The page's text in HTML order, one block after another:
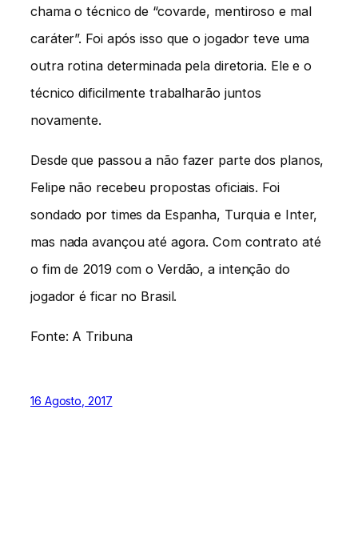
chama o técnico de “covarde, mentiroso e mal
caráter”. Foi após isso que o jogador teve uma
outra rotina determinada pela diretoria. Ele e o
técnico dificilmente trabalharão juntos
novamente.
Desde que passou a não fazer parte dos planos,
Felipe não recebeu propostas oficiais. Foi
sondado por times da Espanha, Turquia e Inter,
mas nada avançou até agora. Com contrato até
o fim de 2019 com o Verdão, a intenção do
jogador é ficar no Brasil.
Fonte: A Tribuna
16 Agosto, 2017